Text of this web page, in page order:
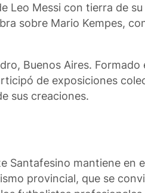
Leo Messi con tierra de
sobre Mario Kempes,
Buenos Aires.
de exposiciones
sus creaciones.
Santafesino mantiene en
provincial, que se